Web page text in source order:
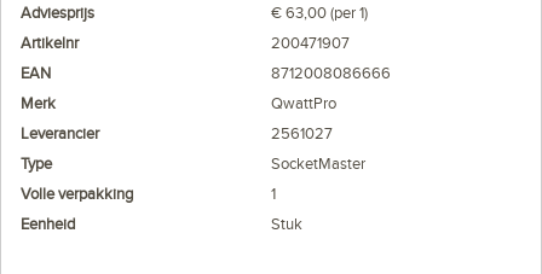
Adviesprijs
€ 63,00 (per 1)
Artikelnr
200471907
EAN
8712008086666
Merk
QwattPro
Leverancier
2561027
Type
SocketMaster
Volle verpakking
1
Eenheid
Stuk